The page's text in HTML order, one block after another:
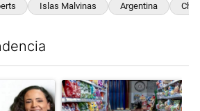
Islas Malvinas Argentina Chile
con el título "Para Natalia Volosin el
Un artículo de tendencia con